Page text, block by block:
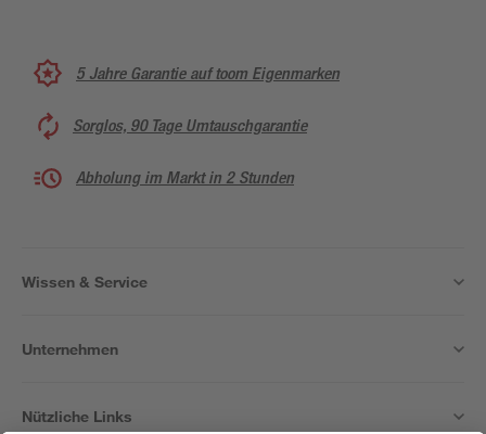
5 Jahre Garantie auf toom Eigenmarken
Sorglos, 90 Tage Umtauschgarantie
Abholung im Markt in 2 Stunden
Wissen & Service
Unternehmen
Nützliche Links